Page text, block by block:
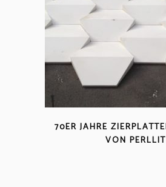
70ER JAHRE
VON PERLLIT